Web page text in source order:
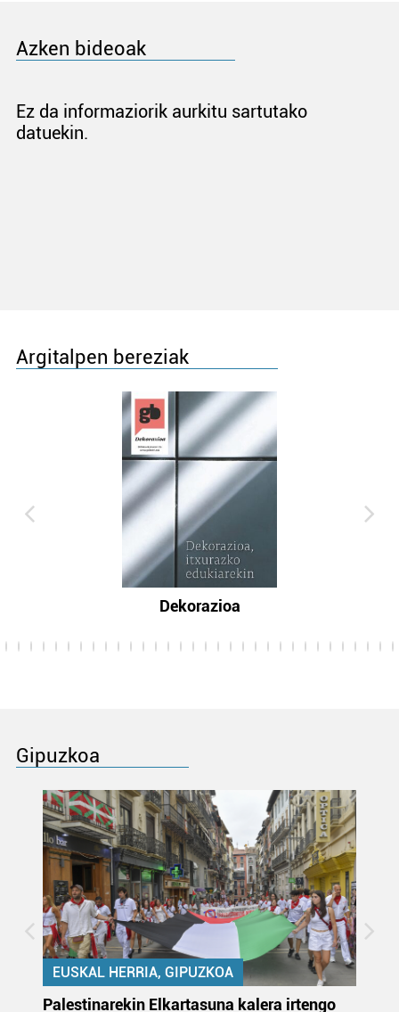
Azken bideoak
Ez da informaziorik aurkitu sartutako
datuekin.
Argitalpen bereziak
Dekorazioa
Gipuzkoa
EUSKAL HERRIA, GIPUZKOA
Palestinarekin Elkartasuna kalera irtengo